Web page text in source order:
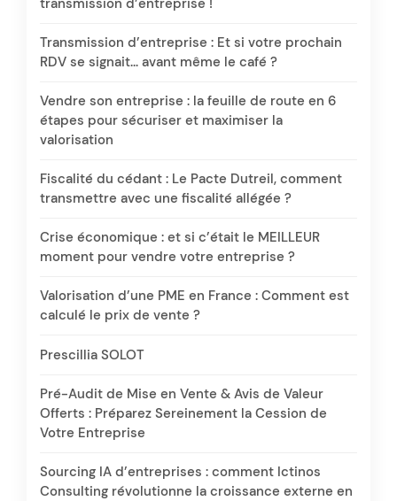
transmission d’entreprise !
Transmission d’entreprise : Et si votre prochain
RDV se signait… avant même le café ?
Vendre son entreprise : la feuille de route en 6
étapes pour sécuriser et maximiser la
valorisation
Fiscalité du cédant : Le Pacte Dutreil, comment
transmettre avec une fiscalité allégée ?
Crise économique : et si c’était le MEILLEUR
moment pour vendre votre entreprise ?
Valorisation d’une PME en France : Comment est
calculé le prix de vente ?
Prescillia SOLOT
Pré-Audit de Mise en Vente & Avis de Valeur
Offerts : Préparez Sereinement la Cession de
Votre Entreprise
Sourcing IA d’entreprises : comment Ictinos
Consulting révolutionne la croissance externe en